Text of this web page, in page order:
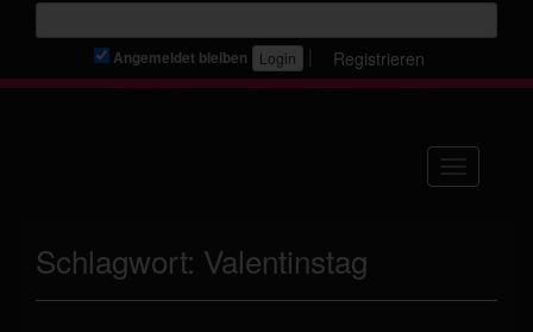
Angemeldet bleiben | Registrieren
Schlagwort: Valentinstag